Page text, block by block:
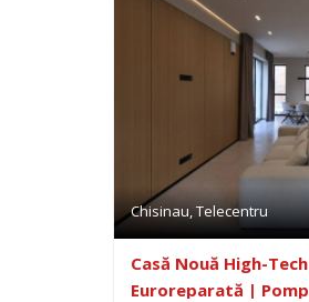
Chisinau, Telecentru
Casă Nouă High-
Euroreparată |